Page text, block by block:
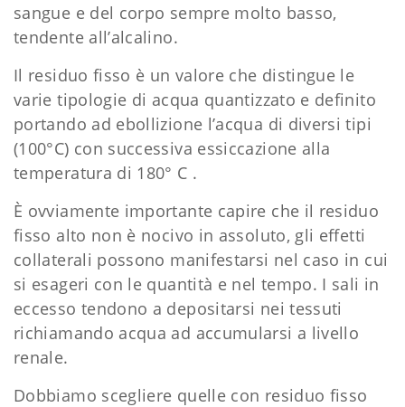
sangue e del corpo sempre molto basso,
tendente all’alcalino.
Il residuo fisso è un valore che distingue le
varie tipologie di acqua quantizzato e definito
portando ad ebollizione l’acqua di diversi tipi
(100°C) con successiva essiccazione alla
temperatura di 180° C .
È ovviamente importante capire che il residuo
fisso alto non è nocivo in assoluto, gli effetti
collaterali possono manifestarsi nel caso in cui
si esageri con le quantità e nel tempo. I sali in
eccesso tendono a depositarsi nei tessuti
richiamando acqua ad accumularsi a livello
renale.
Dobbiamo scegliere quelle con residuo fisso